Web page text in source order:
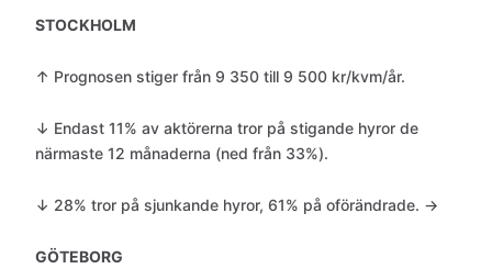
STOCKHOLM
↑ Prognosen stiger från 9 350 till 9 500 kr/kvm/år.
↓ Endast 11% av aktörerna tror på stigande hyror de
närmaste 12 månaderna (ned från 33%).
↓ 28% tror på sjunkande hyror, 61% på oförändrade. →
GÖTEBORG